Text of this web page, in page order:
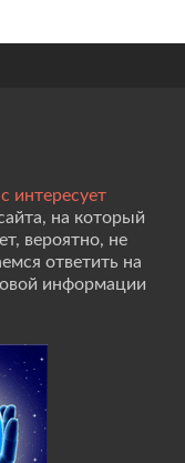
интересует
на который
вероятно, не
ответить на
информации